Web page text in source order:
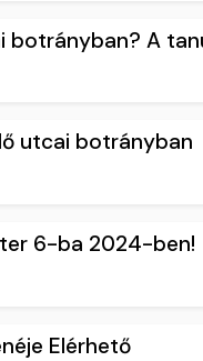
botrányban? A
utcai botrányban
6-ba 2024-ben!
Elérhető